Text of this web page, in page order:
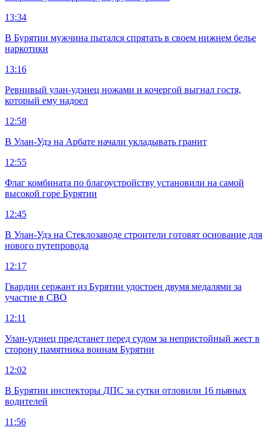
13:34
В Бурятии мужчина пытался спрятать в своем нижнем белье
наркотики
13:16
Ревнивый улан-удэнец ножами и кочергой выгнал гостя,
который ему надоел
12:58
В Улан-Удэ на Арбате начали укладывать гранит
12:55
Флаг комбината по благоустройству установили на самой
высокой горе Бурятии
12:45
В Улан-Удэ на Стеклозаводе строители готовят основание для
нового путепровода
12:17
Гвардии сержант из Бурятии удостоен двумя медалями за
участие в СВО
12:11
Улан-удэнец предстанет перед судом за непристойный жест в
сторону памятника воинам Бурятии
12:02
В Бурятии инспекторы ДПС за сутки отловили 16 пьяных
водителей
11:56